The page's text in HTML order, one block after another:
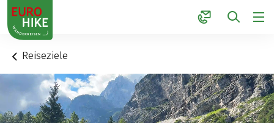
1
Reiseziele